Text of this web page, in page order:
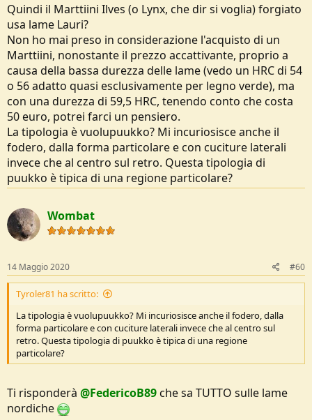
Quindi il Marttiini Ilves (o Lynx, che dir si voglia) forgiato
usa lame Lauri?
Non ho mai preso in considerazione l'acquisto di un
Marttiini, nonostante il prezzo accattivante, proprio a
causa della bassa durezza delle lame (vedo un HRC di 54
o 56 adatto quasi esclusivamente per legno verde), ma
con una durezza di 59,5 HRC, tenendo conto che costa
50 euro, potrei farci un pensiero.
La tipologia è vuolupuukko? Mi incuriosisce anche il
fodero, dalla forma particolare e con cuciture laterali
invece che al centro sul retro. Questa tipologia di
puukko è tipica di una regione particolare?
Wombat
14 Maggio 2020 #60
Tyroler81 ha scritto:
La tipologia è vuolupuukko? Mi incuriosisce anche il fodero, dalla
forma particolare e con cuciture laterali invece che al centro sul
retro. Questa tipologia di puukko è tipica di una regione
particolare?
Ti risponderà @FedericoB89che sa TUTTO sulle lame
nordiche